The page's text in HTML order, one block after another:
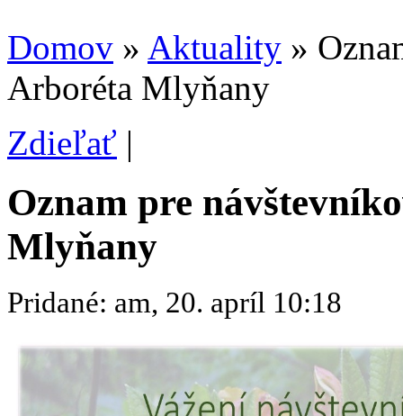
Domov » Aktuality »
Arboréta Mlyňany
Zdieľať |
Oznam pre
Mlyňany
Pridané: am, 20. apríl 10:18